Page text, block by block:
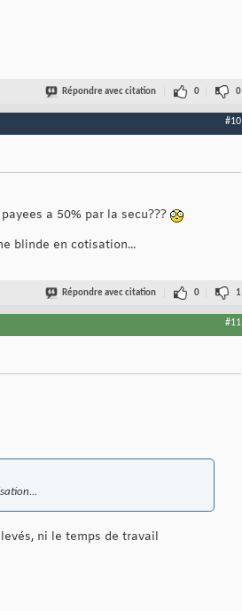
Répondre avec citation 0 0
#10
a 50% par la secu???
blinde en cotisation...
Répondre avec citation 0 1
#11
ni le temps de travail